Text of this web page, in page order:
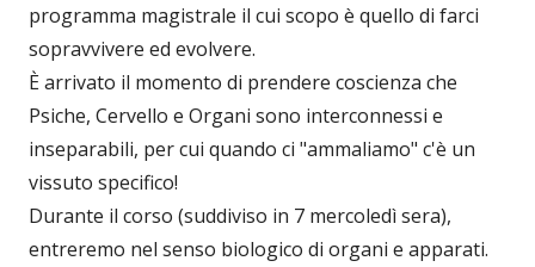
programma magistrale il cui scopo è quello di farci
sopravvivere ed evolvere.
È arrivato il momento di prendere coscienza che
Psiche, Cervello e Organi sono interconnessi e
inseparabili, per cui quando ci "ammaliamo" c'è un
vissuto specifico!
Durante il corso (suddiviso in 7 mercoledì sera),
entreremo nel senso biologico di organi e apparati.